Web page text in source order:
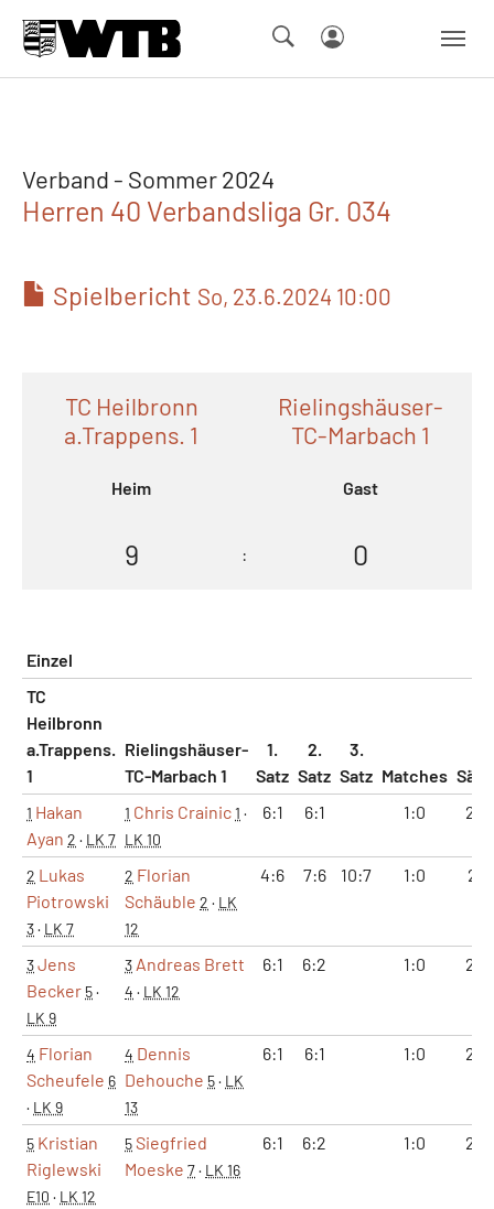
Verband - Sommer 2024
Herren 40 Verbandsliga Gr. 034
Spielbericht So, 23.6.2024 10:00
TC Heilbronn
a.Trappens. 1
Heim
Rielingshäuser-
TC-Marbach 1
Gast
9 : 0
Einzel
TC
Heilbronn
a.Trappens.
1
Rielingshäuser-
TC-Marbach 1
1.
Satz
2.
Satz
3.
Satz Matches
1 Hakan
Ayan 2 · LK 7
1 Chris Crainic1 ·
LK 10
6:1 6:1 1:0 2:0
2 Lukas
Piotrowski
3· LK 7
2 Florian
Schäuble 2 · LK
12
4:6 7:6 10:7 1:0 2:1
3Jens
Becker 5·
LK 9
3 Andreas Brett
4 · LK 12
6:1 6:2 1:0 2:0
4 Florian
Scheufele 6
· LK 9
4 Dennis
Dehouche 5· LK
13
6:1 6:1 1:0 2:0
5 Kristian
Riglewski
E10 · LK 12
5Siegfried
Moeske 7· LK 16
6:1 6:2 1:0 2:0